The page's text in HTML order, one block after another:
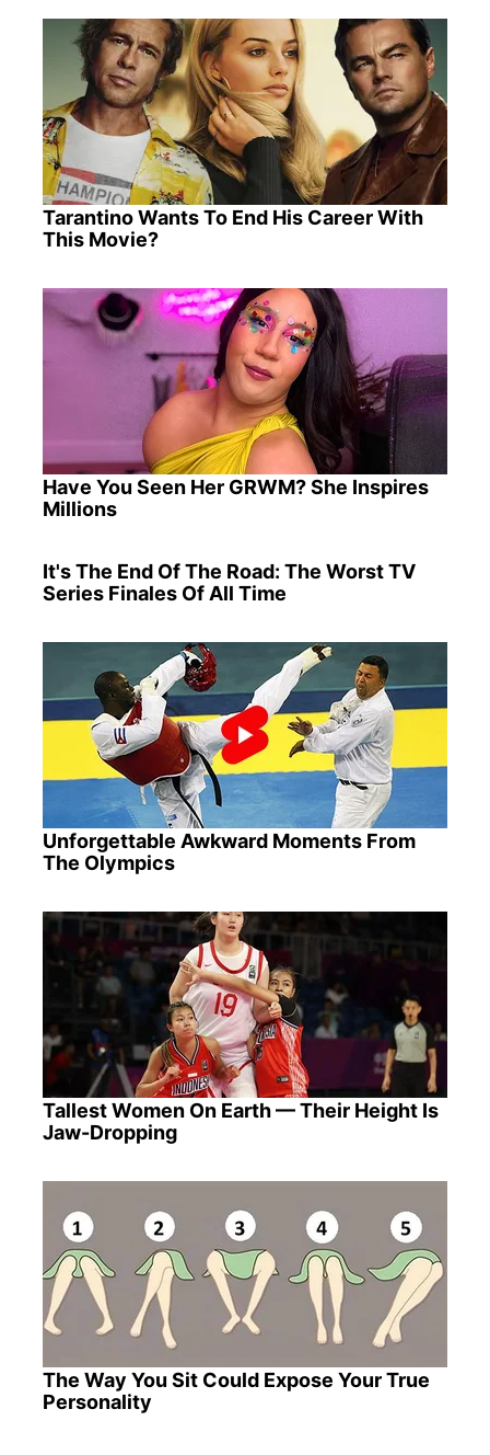
Tarantino Wants To End His Career With
This Movie?
Have You Seen Her GRWM? She Inspires
Millions
It's The End Of The Road: The Worst TV
Series Finales Of All Time
Unforgettable Awkward Moments From
The Olympics
Tallest Women On Earth — Their Height Is
Jaw-Dropping
The Way You Sit Could Expose Your True
Personality